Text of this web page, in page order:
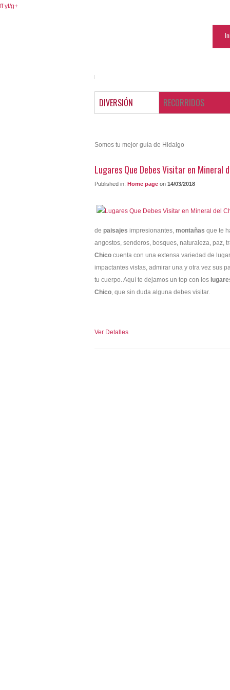
ff yt/g+
DIVERSIÓN RECORRIDOS
Somos tu mejor guía de Hidalgo
Lugares Que Debes Visitar en Mineral
Published in: Home page on 14/03/2018
de paisajes impresionantes, montañas que te
angostos, senderos, bosques, naturaleza, paz,
Chico cuenta con una extensa variedad de
impactantes vistas, admirar una y otra vez sus
tu cuerpo. Aquí te dejamos un top con los
Chico, que sin duda alguna debes visitar.
Ver Detalles